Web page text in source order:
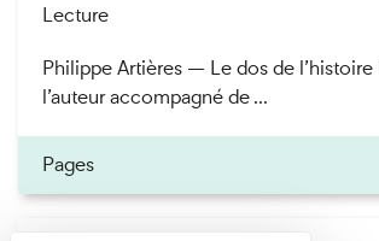
Lecture
Philippe Artières — Le dos de
l’auteur accompagné de ...
Pages